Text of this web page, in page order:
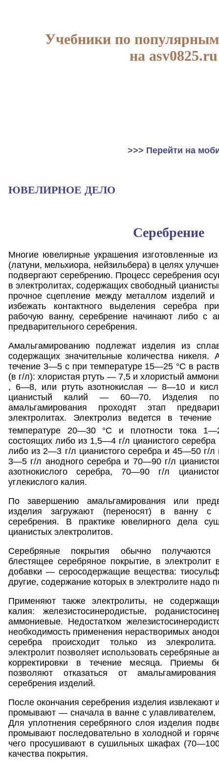
Учебники по
на asv0825.ru
>>> Перейти на
ЮВЕЛИРНОЕ ДЕЛО
Серебрение
Многие ювелирные украшения изготовленные
(латуни, мельхиора, нейзильбера) в целях
подвергают серебрению. Процесс серебрения
в электролитах, содержащих свободный
прочное сцепление между металлом изделий
избежать контактного выделения серебра
рабочую ванну, серебрение начинают либо с
предварительного серебрения.
Амальгамированию подлежат изделия из
содержащих значительные количества никеля.
течение 3—5 с при температуре 15—25 °С в
(в г/л): хлористая ртуть — 7,5 и хлористый
, 6—8, или ртуть азотнокислая — 8—10 и
цианистый калий — 60—70. Изделия
амальгамирования проходят этап
электролитах. Электролиз ведется в
температуре 20—30 °С и плотности тока
состоящих либо из 1,5—4 г/л цианистого серебра
либо из 2—3 г/л цианистого серебра и 45—50 г/л
3—5 г/л анодного серебра и 70—90 г/л
азотнокислого серебра, 70—90 г/л
углекислого калия.
По завершению амальгамирования или
изделия загружают (переносят) в ванну с
серебрения. В практике ювелирного дела
цианистых электролитов.
Серебряные покрытия обычно получаются
блестящее серебряное покрытие, в электролит
добавки — серосодержащие вещества:
другие, содержание которых в электролите надо
Применяют также электролиты, не
калия: железистосинеродистые,
аммониевые. Недостатком
необходимость применения нерастворимых
серебра происходит только из элекролита.
электролит позволяет использовать серебряные
корректировки в течение месяца. Приемы
позволяют отказаться от
серебрения изделий.
После окончания серебрения изделия извлекают
промывают — сначала в ванне с улавливателем,
Для уплотнения серебряного слоя изделия
промывают последовательно в холодной и
чего просушивают в сушильных шкафах
качества покрытия.